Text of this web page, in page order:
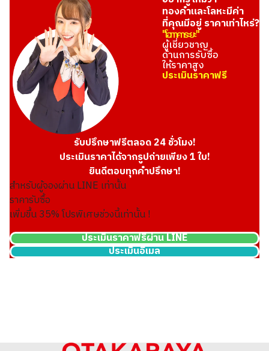
ทองคำและโลหะมีค่า
ที่คุณมีอยู่ ราคาเท่าไหร่?
"โอทาคาระยะ"
ผู้เชี่ยวชาญ
ด้านการรับซื้อ
ให้ราคาสูง
ประเมินราคาฟรี
รับปรึกษาฟรีตลอด 24 ชั่วโมง!
ประเมินราคาได้จากรูปถ่ายเพียง 1 ใบ!
ยินดีตอบทุกคำปรึกษา!
สำหรับผู้จองผ่าน LINE เท่านั้น
ราคารับซื้อ
เพิ่มขึ้น35% โปรพิเศษช่วงนี้เท่านั้น !
ประเมินราคาฟรีผ่าน LINE
ประเมินอีเมล